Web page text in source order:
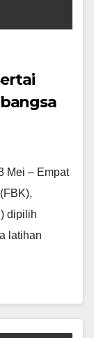
Mei – Empat
dipilih
latihan